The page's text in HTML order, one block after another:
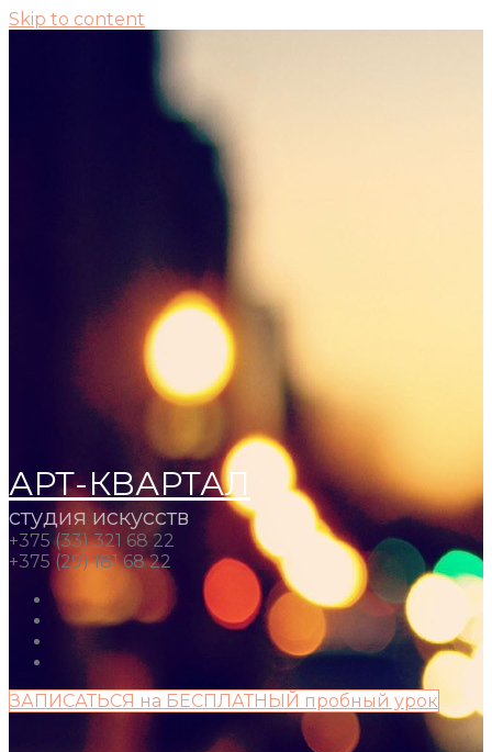
Skip to content
АРТ-КВАРТАЛ
студия искусств
+375 (33) 321 68 22
+375 (29) 181 68 22
ЗАПИСАТЬСЯ на БЕСПЛАТНЫЙ пробный урок